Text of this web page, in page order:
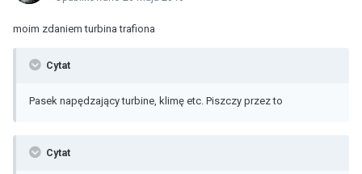
moim zdaniem turbina trafiona
Cytat
Pasek napędzający turbine, klimę etc. Piszczy przez to
Cytat